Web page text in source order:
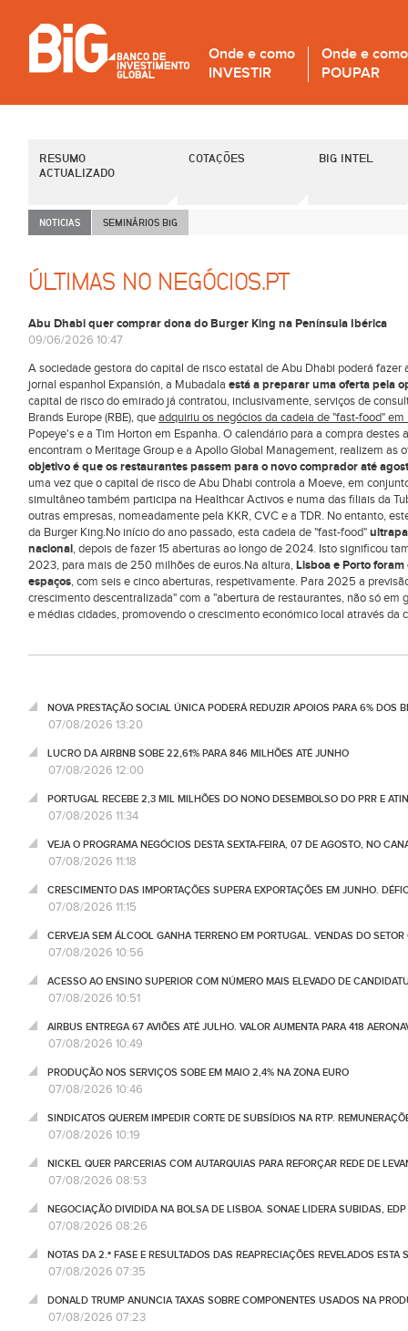
Onde e como
INVESTIR
Onde e como
POUPAR
RESUMO
ACTUALIZADO
COTAÇÕES BIG INTEL
NOTICIAS SEMINÁRIOS BiG
ÚLTIMAS NO NEGÓCIOS.PT
Abu Dhabi quer comprar dona do Burger King na Península Ibérica
09/06/2026 10:47
A sociedade gestora do capital de risco estatal de Abu Dhabi poderá
jornal espanhol Expansión, a Mubadala está a preparar uma oferta pela
capital de risco do emirado já contratou, inclusivamente, serviços de
Brands Europe (RBE), queadquiriu os negócios da cadeia de "fast-food"
Popeye's e a Tim Horton em Espanha. O calendário para a compra
encontram o Meritage Group e a Apollo Global Management, realizem as
objetivo é que os restaurantes passem para o novo comprador até
uma vez que o capital de risco de Abu Dhabi controla a Moeve, em
simultâneo também participa na Healthcar Activos e numa das filiais da
outras empresas, nomeadamente pela KKR, CVC e a TDR. No entanto,
da Burger King.No início do ano passado, esta cadeia de "fast-food"
nacional, depois de fazer 15 aberturas ao longo de 2024. Isto significou
2023, para mais de 250 milhões de euros.Na altura,Lisboa e Porto
espaços, com seis e cinco aberturas, respetivamente. Para 2025 a
crescimento descentralizada" com a "abertura de restaurantes, não só
e médias cidades, promovendo o crescimento económico local através da
NOVA PRESTAÇÃO SOCIAL ÚNICA PODERÁ REDUZIR APOIOS PARA 6% DOS
07/08/2026 13:20
LUCRO DA AIRBNB SOBE 22,61% PARA 846 MILHÕES ATÉ JUNHO
07/08/2026 12:00
PORTUGAL RECEBE 2,3 MIL MILHÕES DO NONO DESEMBOLSO DO PRR E
07/08/2026 11:34
VEJA O PROGRAMA NEGÓCIOS DESTA SEXTA-FEIRA, 07 DE AGOSTO, NO
07/08/2026 11:18
CRESCIMENTO DAS IMPORTAÇÕES SUPERA EXPORTAÇÕES EM JUNHO.
07/08/2026 11:15
CERVEJA SEM ÁLCOOL GANHA TERRENO EM PORTUGAL. VENDAS DO
07/08/2026 10:56
ACESSO AO ENSINO SUPERIOR COM NÚMERO MAIS ELEVADO DE
07/08/2026 10:51
AIRBUS ENTREGA 67 AVIÕES ATÉ JULHO. VALOR AUMENTA PARA 418
07/08/2026 10:49
PRODUÇÃO NOS SERVIÇOS SOBE EM MAIO 2,4% NA ZONA EURO
07/08/2026 10:46
SINDICATOS QUEREM IMPEDIR CORTE DE SUBSÍDIOS NA RTP.
07/08/2026 10:19
NICKEL QUER PARCERIAS COM AUTARQUIAS PARA REFORÇAR REDE DE
07/08/2026 08:53
NEGOCIAÇÃO DIVIDIDA NA BOLSA DE LISBOA. SONAE LIDERA SUBIDAS, EDP
07/08/2026 08:26
NOTAS DA 2.ª FASE E RESULTADOS DAS REAPRECIAÇÕES REVELADOS ESTA
07/08/2026 07:35
DONALD TRUMP ANUNCIA TAXAS SOBRE COMPONENTES USADOS NA
07/08/2026 07:23